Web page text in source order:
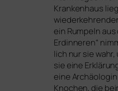
Krankenhaus
ein Rumpeln aus
Erdinneren“
lich nur sie
sie eine
eine
Knochen, die